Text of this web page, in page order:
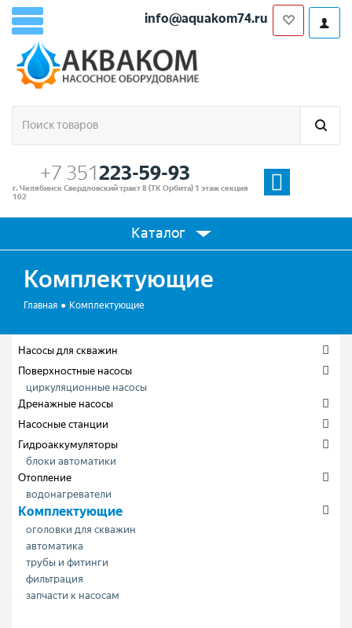
info@aquakom74.ru
+7 351223-59-93
г. Челябинск Свердловский тракт 8 (ТК Орбита) 1 этаж секция
102
Каталог
Комплектующие
Главная Комплектующие
Насосы для скважин
Поверхностные насосы
циркуляционные насосы
Дренажные насосы
Насосные станции
Гидроаккумуляторы
блоки автоматики
Отопление
водонагреватели
Комплектующие
оголовки для скважин
автоматика
трубы и фитинги
фильтрация
запчасти к насосам